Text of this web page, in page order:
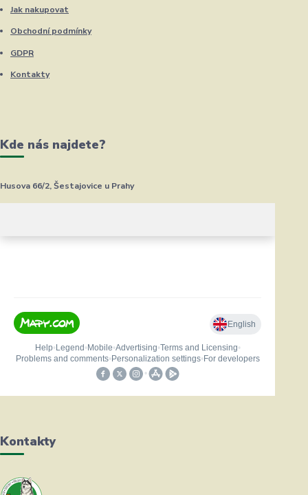
Jak nakupovat
Obchodní podmínky
GDPR
Kontakty
Kde nás najdete?
Husova 66/2, Šestajovice u Prahy
Kontakty